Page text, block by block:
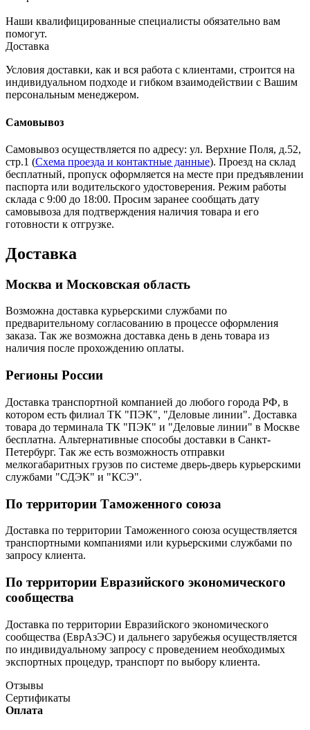
Наши квалифицированные специалисты обязательно вам
помогут.
Доставка
Условия доставки, как и вся работа с клиентами, строится на
индивидуальном подходе и гибком взаимодействии с Вашим
персональным менеджером.
Самовывоз
Самовывоз осуществляется по адресу: ул. Верхние Поля, д.52,
стр.1 (Схема проезда и контактные данные). Проезд на склад
бесплатный, пропуск оформляется на месте при предъявлении
паспорта или водительского удостоверения. Режим работы
склада с 9:00 до 18:00. Просим заранее сообщать дату
самовывоза для подтверждения наличия товара и его
готовности к отгрузке.
Доставка
Москва и Московская область
Возможна доставка курьерскими службами по
предварительному согласованию в процессе оформления
заказа. Так же возможна доставка день в день товара из
наличия после прохождению оплаты.
Регионы России
Доставка транспортной компанией до любого города РФ, в
котором есть филиал ТК "ПЭК", "Деловые линии". Доставка
товара до терминала ТК "ПЭК" и "Деловые линии" в Москве
бесплатна. Альтернативные способы доставки в Санкт-
Петербург. Так же есть возможность отправки
мелкогабаритных грузов по системе дверь-дверь курьерскими
службами "СДЭК" и "КСЭ".
По территории Таможенного союза
Доставка по территории Таможенного союза осуществляется
транспортными компаниями или курьерскими службами по
запросу клиента.
По территории Евразийского экономического
сообщества
Доставка по территории Евразийского экономического
сообщества (ЕврАзЭС) и дальнего зарубежья осуществляется
по индивидуальному запросу с проведением необходимых
экспортных процедур, транспорт по выбору клиента.
Отзывы
Сертификаты
Оплата